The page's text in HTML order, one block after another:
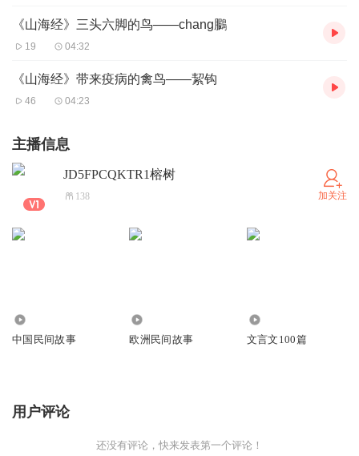
《山海经》三头六脚的鸟——chang鵩
19 04:32
《山海经》带来疫病的禽鸟——絜钩
46 04:23
主播信息
JD5FPCQKTR1榕树
138 加关注
中国民间故事 欧洲民间故事 文言文100篇
用户评论
还没有评论，快来发表第一个评论！